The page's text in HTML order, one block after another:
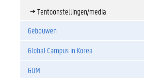
Tentoonstellingen/media
Gebouwen
Global Campus in Korea
GUM